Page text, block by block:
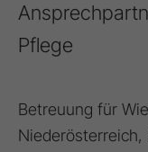
Pflege
Betreuung für
Niederösterreich,